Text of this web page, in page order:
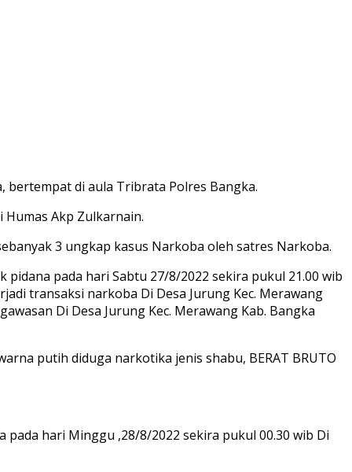
bertempat di aula Tribrata Polres Bangka.
Humas Akp Zulkarnain.
3 ungkap kasus Narkoba oleh satres Narkoba.
pada hari Sabtu 27/8/2022 sekira pukul 21.00 wib
transaksi narkoba Di Desa Jurung Kec. Merawang
Di Desa Jurung Kec. Merawang Kab. Bangka
putih diduga narkotika jenis shabu, BERAT BRUTO
hari Minggu ,28/8/2022 sekira pukul 00.30 wib Di